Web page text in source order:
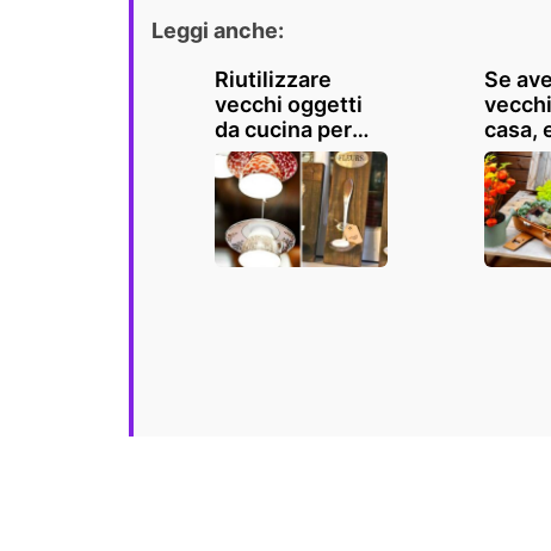
Leggi anche:
Riutilizzare
vecchi oggetti
da cucina per
creare qualcosa
di originale in
casa
Se
casa,
idee